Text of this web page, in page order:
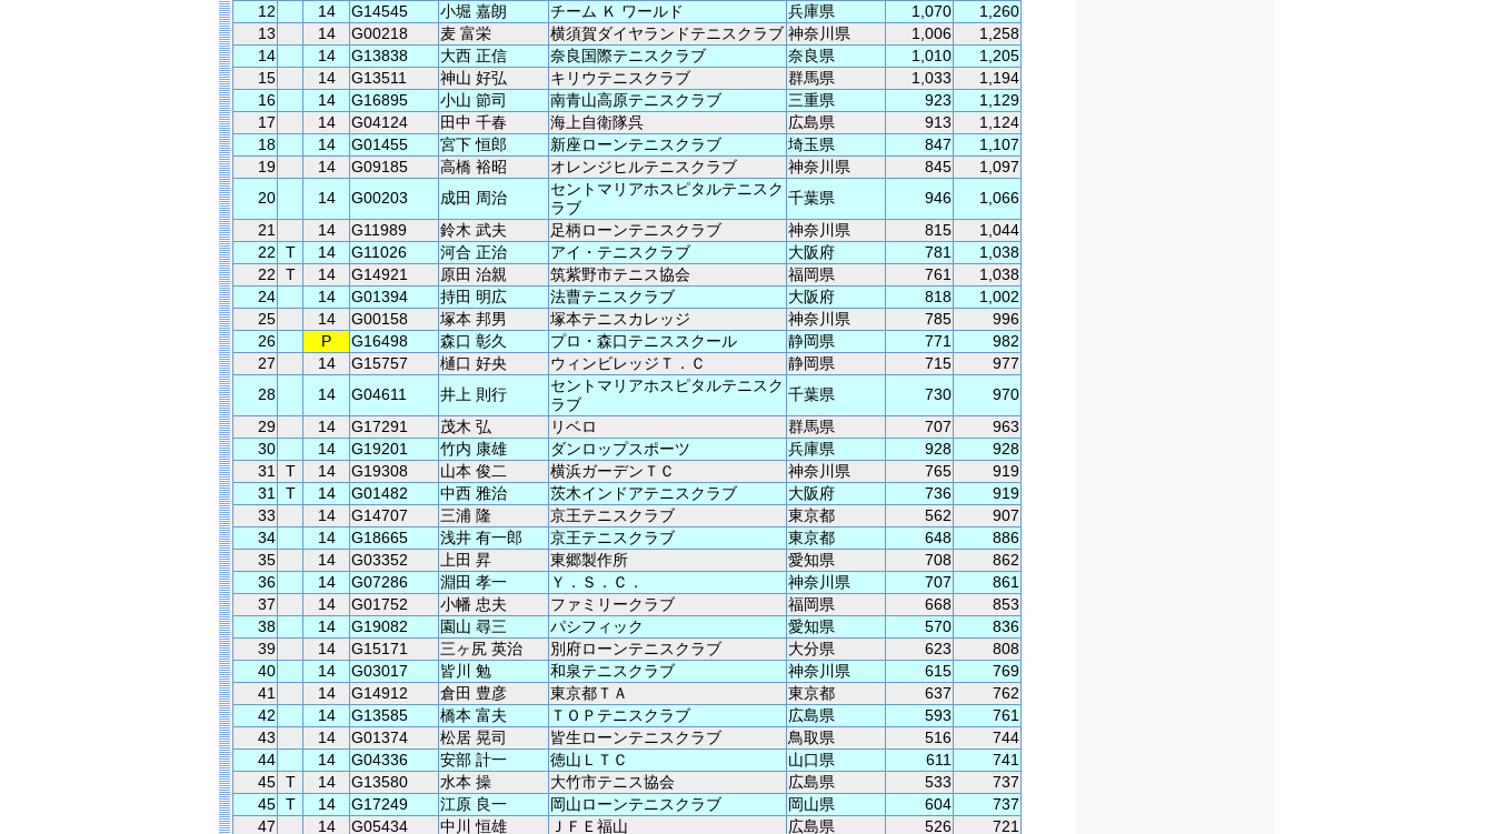
12
14 G14545 小堀 嘉朗 チーム Ｋ ワールド 兵庫県 1,070
1,260
13
14 G00218 麦 富栄 横須賀ダイヤランドテニスクラブ 神奈川県 1,006
1,258
14
14 G13838 大西 正信 奈良国際テニスクラブ 奈良県 1,010
1,205
15
14 G13511 神山 好弘 キリウテニスクラブ 群馬県 1,033
1,194
16
14 G16895 小山 節司 南青山高原テニスクラブ 三重県 923
1,129
17
14 G04124 田中 千春 海上自衛隊呉 広島県 913
1,124
18
14 G01455 宮下 恒郎 新座ローンテニスクラブ 埼玉県 847
1,107
19
14 G09185 高橋 裕昭 オレンジヒルテニスクラブ 神奈川県 845
1,097
20
14 G00203 成田 周治
セントマリアホスピタルテニスク
ラブ
千葉県 946
1,066
21
14 G11989 鈴木 武夫 足柄ローンテニスクラブ 神奈川県 815
1,044
22
T 14 G11026 河合 正治 アイ・テニスクラブ 大阪府 781
1,038
22
T 14 G14921 原田 治親 筑紫野市テニス協会 福岡県 761
1,038
24
14 G01394 持田 明広 法曹テニスクラブ 大阪府 818
1,002
25
14 G00158 塚本 邦男 塚本テニスカレッジ 神奈川県 785
996
26
P G16498 森口 彰久 プロ・森口テニススクール 静岡県 771
982
27
14 G15757 樋口 好央 ウィンビレッジＴ．Ｃ 静岡県 715
977
28
14 G04611 井上 則行
セントマリアホスピタルテニスク
ラブ
千葉県 730
970
29
14 G17291 茂木 弘 リベロ 群馬県 707
963
30
14 G19201 竹内 康雄 ダンロップスポーツ 兵庫県 928
928
31
T 14 G19308 山本 俊二 横浜ガーデンＴＣ 神奈川県 765
919
31
T 14 G01482 中西 雅治 茨木インドアテニスクラブ 大阪府 736
919
33
14 G14707 三浦 隆 京王テニスクラブ 東京都 562
907
34
14 G18665 浅井 有一郎 京王テニスクラブ 東京都 648
886
35
14 G03352 上田 昇 東郷製作所 愛知県 708
862
36
14 G07286 淵田 孝一 Ｙ．Ｓ．Ｃ． 神奈川県 707
861
37
14 G01752 小幡 忠夫 ファミリークラブ 福岡県 668
853
38
14 G19082 園山 尋三 パシフィック 愛知県 570
836
39
14 G15171 三ヶ尻 英治 別府ローンテニスクラブ 大分県 623
808
40
14 G03017 皆川 勉 和泉テニスクラブ 神奈川県 615
769
41
14 G14912 倉田 豊彦 東京都ＴＡ 東京都 637
762
42
14 G13585 橋本 富夫 ＴＯＰテニスクラブ 広島県 593
761
43
14 G01374 松居 晃司 皆生ローンテニスクラブ 鳥取県 516
744
44
14 G04336 安部 計一 徳山ＬＴＣ 山口県 611
741
45 T 14 G13580 水本 操 大竹市テニス協会 広島県 533
737
45 T 14 G17249 江原 良一 岡山ローンテニスクラブ 岡山県 604
737
47
14 G05434 中川 恒雄 ＪＦＥ福山 広島県 526
721